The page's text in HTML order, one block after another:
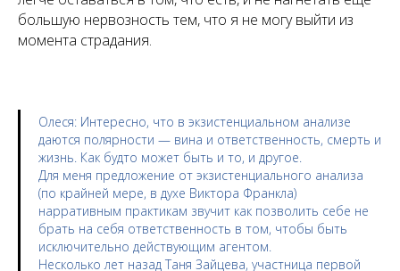
большую нервозность тем, что я не могу выйти из
момента страдания.
Олеся: Интересно, что в экзистенциальном анализе
даются полярности — вина и ответственность, смерть и
жизнь. Как будто может быть и то, и другое.
Для меня предложение от экзистенциального анализа
(по крайней мере, в духе Виктора Франкла)
нарративным практикам звучит как позволить себе не
брать на себя ответственность в том, чтобы быть
исключительно действующим агентом.
Несколько лет назад Таня Зайцева, участница первой